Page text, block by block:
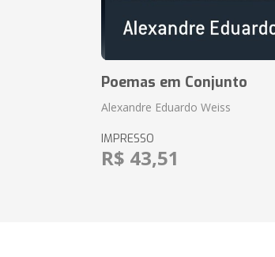
Poemas em Conjunto
Alexandre Eduardo Weiss
IMPRESSO
R$ 43,51